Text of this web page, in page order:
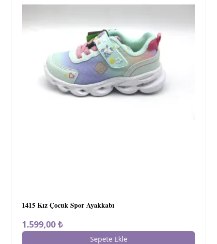
1415 Kız Çocuk Spor Ayakkabı
1.599,00 ₺
Sepete Ekle